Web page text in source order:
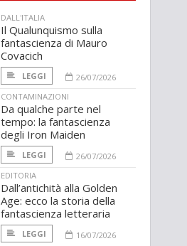
DALL'ITALIA
Il Qualunquismo sulla
fantascienza di Mauro
Covacich
LEGGI
26/07/2026
CONTAMINAZIONI
Da qualche parte nel
tempo: la fantascienza
degli Iron Maiden
LEGGI
26/07/2026
EDITORIA
Dall’antichità alla Golden
Age: ecco la storia della
fantascienza letteraria
LEGGI 16/07/2026